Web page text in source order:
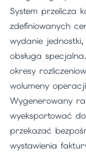
System przelicza
zdefiniowanych
wydanie
obsługa
okresy
wolumeny
Wygenerowany
wyeksportować
przekazać
wystawienia